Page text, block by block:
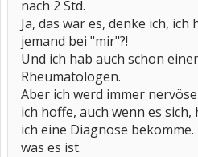
nach 2 Std.
Ja, das war es, denke ich, ich
jemand bei "mir"?!
Und ich hab auch schon
Rheumatologen.
Aber ich werd immer
ich hoffe, auch wenn es
ich eine Diagnose
was es ist.